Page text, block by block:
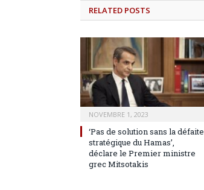
RELATED POSTS
NOVEMBRE 1, 2023
‘Pas de solution sans la défaite
stratégique du Hamas’,
déclare le Premier ministre
grec Mitsotakis